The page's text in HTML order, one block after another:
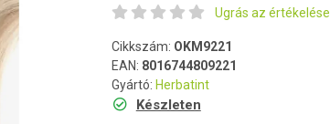
Ugrás az
Cikkszám: OKM9221
EAN: 8016744809221
Gyártó: Herbatint
Készleten